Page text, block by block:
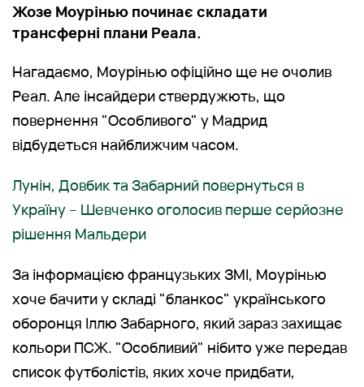
Жозе Моурінью починає складати
трансферні плани Реала.
Нагадаємо, Моурінью офіційно ще не очолив
Реал. Але інсайдери ствердужють, що
повернення "Особливого" у Мадрид
відбудеться найближчим часом.
Лунін, Довбик та Забарний повернуться в
Україну – Шевченко оголосив перше серйозне
рішення Мальдери
За інформацією французьких ЗМІ, Моурінью
хоче бачити у складі "бланкос" українського
оборонця Іллю Забарного, який зараз захищає
кольори ПСЖ. "Особливий" нібито уже передав
список футболістів, яких хоче придбати,